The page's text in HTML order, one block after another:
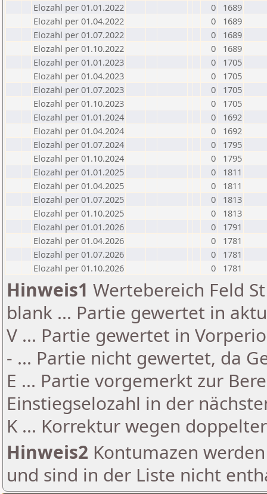
Elozahl per 01.01.2022
0
1689
Elozahl per 01.04.2022
0
1689
Elozahl per 01.07.2022
0
1689
Elozahl per 01.10.2022
0
1689
Elozahl per 01.01.2023
0
1705
Elozahl per 01.04.2023
0
1705
Elozahl per 01.07.2023
0
1705
Elozahl per 01.10.2023
0
1705
Elozahl per 01.01.2024
0
1692
Elozahl per 01.04.2024
0
1692
Elozahl per 01.07.2024
0
1795
Elozahl per 01.10.2024
0
1795
Elozahl per 01.01.2025
0
1811
Elozahl per 01.04.2025
0
1811
Elozahl per 01.07.2025
0
1813
Elozahl per 01.10.2025
0
1813
Elozahl per 01.01.2026
0
1791
Elozahl per 01.04.2026
0
1781
Elozahl per 01.07.2026
0
1781
Elozahl per 01.10.2026
0 1781
Hinweis1 Wertebereich Feld
blank ... Partie gewertet in
V ... Partie gewertet in
- ... Partie nicht gewertet, da
E ... Partie vorgemerkt zur
Einstiegselozahl in der
K ... Korrektur wegen
Hinweis2 Kontumazen
und sind in der Liste nicht